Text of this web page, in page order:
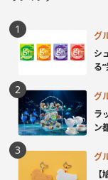
グ
シ
る
グ
ラ
ン
グ